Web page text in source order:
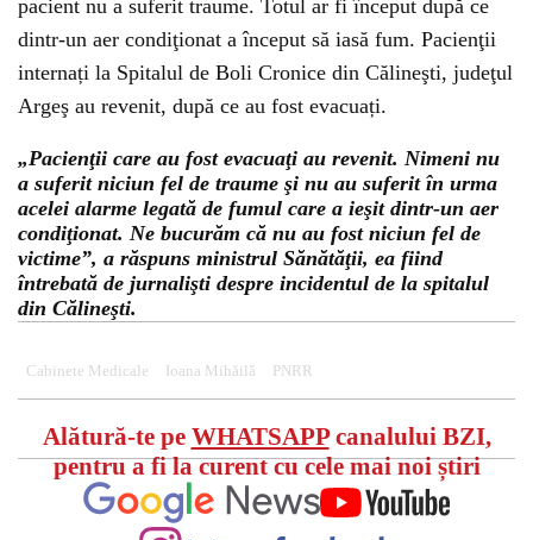
pacient nu a suferit traume. Totul ar fi început după ce
dintr-un aer condiţionat a început să iasă fum. Pacienţii
internați la Spitalul de Boli Cronice din Călineşti, judeţul
Argeş au revenit, după ce au fost evacuați.
„Pacienţii care au fost evacuaţi au revenit. Nimeni nu
a suferit niciun fel de traume şi nu au suferit în urma
acelei alarme legată de fumul care a ieşit dintr-un aer
condiţionat. Ne bucurăm că nu au fost niciun fel de
victime”, a răspuns ministrul Sănătăţii, ea fiind
întrebată de jurnalişti despre incidentul de la spitalul
din Călineşti.
Cabinete Medicale Ioana Mihăilă PNRR
Alătură-te pe WHATSAPPcanalului BZI,
pentru a fi la curent cu cele mai noi știri